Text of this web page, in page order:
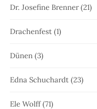
Dr. Josefine Brenner(21)
Drachenfest (1)
Dünen (3)
Edna Schuchardt (23)
Ele Wolff(71)